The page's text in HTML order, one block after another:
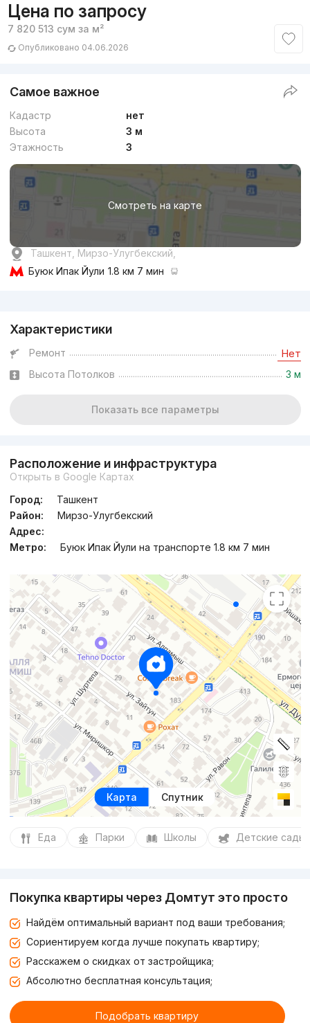
Цена по запросу
7 820 513 сум за м²
Опубликовано 04.06.2026
Самое важное
Кадастр
нет
Высота
3 м
Этажность
3
Смотреть на карте
Ташкент, Мирзо-Улугбекский,
Буюк Ипак Йули 1.8 км 7 мин
Характеристики
Ремонт Нет
Высота Потолков 3 м
Показать все параметры
Расположение и инфраструктура
Открыть в Google Картах
Город:
Ташкент
Район:
Мирзо-Улугбекский
Адрес:
Метро:
Буюк Ипак Йули на транспорте 1.8 км 7 мин
Карта Спутник
Еда Парки Школы Детские сады
Покупка квартиры через Домтут это просто
Найдём оптимальный вариант под ваши требования;
Сориентируем когда лучше покупать квартиру;
Расскажем о скидках от застройщика;
Абсолютно бесплатная консультация;
Подобрать квартиру